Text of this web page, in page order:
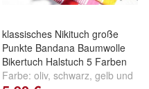
klassisches Nikituch große
Punkte Bandana Baumwolle
Bikertuch Halstuch 5 Farben
Farbe: oliv, schwarz, gelb und